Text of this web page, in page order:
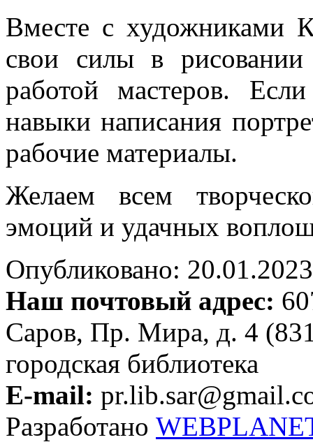
Вместе с художниками
свои силы в
работой мастеров.
навыки написания
рабочие материалы.
Желаем всем
эмоций и удачных
Опубликовано:
Наш почтовый адрес:
Саров, Пр. Мира, д. 4
городская библиотека
E-mail:
Разработано